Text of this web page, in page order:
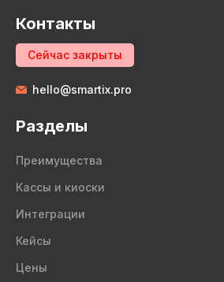
Контакты
Сейчас закрыты
hello@smartix.pro
Разделы
Преимущества
Кассы и киоски
Интеграции
Кейсы
Цены